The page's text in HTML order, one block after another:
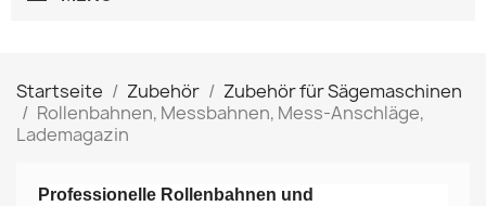
Startseite Zubehör
Zubehör für Sägemaschinen
Rollenbahnen, Messbahnen, Mess-Anschläge,
Lademagazin
Professionelle Rollenbahnen und